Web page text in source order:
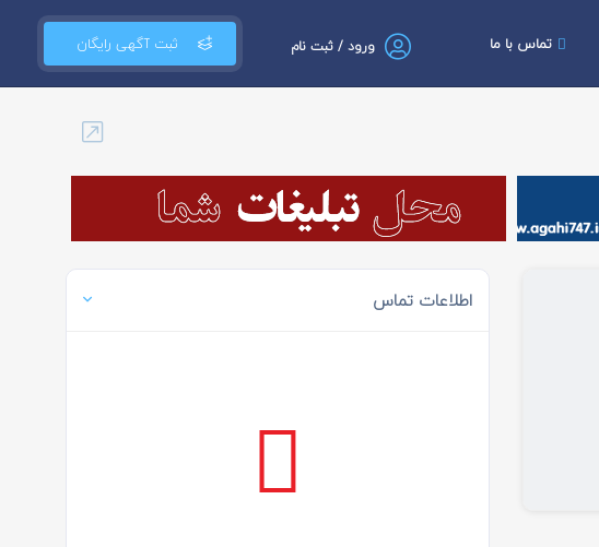
ورود / ثبت نام تماس با ما
اطلاعات تماس